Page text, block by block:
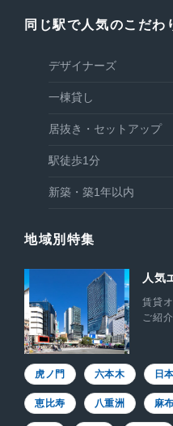
同じ駅で人気のこだわ
デザイナーズ
一棟貸し
居抜き・セットアップ
駅徒歩1分
新築・築1年以内
地域別特集
人気
賃貸
ご紹
虎ノ門 六本木 日
恵比寿 八重洲 麻布